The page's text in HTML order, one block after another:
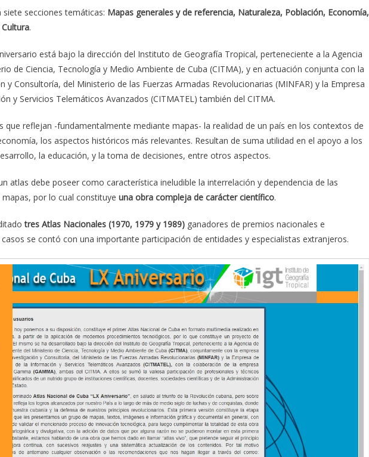
secciones temáticas: Mapas generales y de referencia, Naturaleza, Población, Economía,
.
está bajo la dirección del Instituto de Geografía Tropical, perteneciente a la Agencia
de Ciencia, Tecnología y Medio Ambiente de Cuba (CITMA), y en actuación conjunta con la
y Consultoría, del Ministerio de las Fuerzas Armadas Revolucionarias (MINFAR) y la Empresa
y Servicios Telemáticos Avanzados (CITMATEL) también del CITMA.
que reflejan -fundamentalmente mediante mapas- la realidad de un país en los contextos de
los aspectos históricos más relevantes. Resultan de suma utilidad en el apoyo a los
la educación, y la toma de decisiones, entre otros aspectos.
atlas debe poseer como característica ineludible la interrelación y dependencia de las
por lo cual constituye una obra compleja de carácter científico.
tres Atlas Nacionales (1970, 1979 y 1989) ganadores de premios nacionales e
se contó con una importante participación de entidades y especialistas extranjeros.